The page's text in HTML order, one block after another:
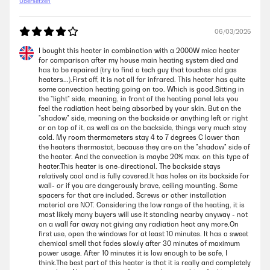
06/03/2025
I bought this heater in combination with a 2000W mica heater
for comparison after my house main heating system died and
has to be repaired (try to find a tech guy that touches old gas
heaters...).First off, it is not all far infrared. This heater has quite
some convection heating going on too. Which is good.Sitting in
the "light" side, meaning, in front of the heating panel lets you
feel the radiation heat being absorbed by your skin. But on the
"shadow" side, meaning on the backside or anything left or right
or on top of it, as well as on the backside, things very much stay
cold. My room thermometers stay 4 to 7 degrees C lower than
the heaters thermostat, because they are on the "shadow" side of
the heater. And the convection is maybe 20% max. on this type of
heater.This heater is one-directional. The backside stays
relatively cool and is fully covered.It has holes on its backside for
wall- or if you are dangerously brave, ceiling mounting. Some
spacers for that are included. Screws or other installation
material are NOT. Considering the low range of the heating, it is
most likely many buyers will use it standing nearby anyway - not
on a wall far away not giving any radiation heat any more.On
first use, open the windows for at least 10 minutes. It has a sweet
chemical smell that fades slowly after 30 minutes of maximum
power usage. After 10 minutes it is low enough to be safe, I
think.The best part of this heater is that it is really and completely